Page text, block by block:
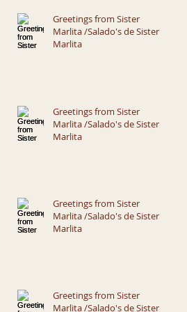
Greetings from Sister
Marlita /Salado's de Sister
Marlita
Greetings from Sister
Marlita /Salado's de Sister
Marlita
Greetings from Sister
Marlita /Salado's de Sister
Marlita
Greetings from Sister
Marlita /Salado's de Sister